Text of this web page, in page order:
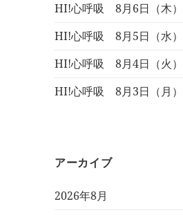
HI!心呼吸 8月6日（木）
HI!心呼吸 8月5日（水）
HI!心呼吸 8月4日（火）
HI!心呼吸 8月3日（月）
アーカイブ
2026年8月